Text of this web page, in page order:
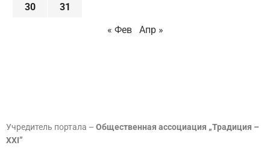
30
31
« Фев
Апр »
Учредитель портала – Общественная ассоциация „Традиция –
XXI”